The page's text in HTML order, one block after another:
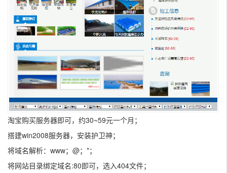
淘宝购买服务器即可，约30~59元一个月；
搭建win2008服务器，安装护卫神；
将域名解析：www；@；*；
将网站目录绑定域名:80即可，选入404文件；